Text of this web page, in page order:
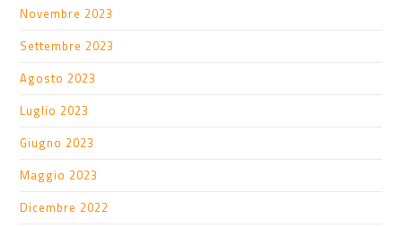
Novembre 2023
Settembre 2023
Agosto 2023
Luglio 2023
Giugno 2023
Maggio 2023
Dicembre 2022